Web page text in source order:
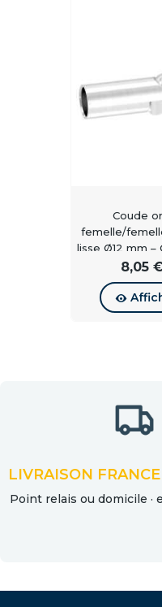
Coude
femelle/
lisse Ø12 mm
8,05
LIVRAISON
Point relais ou domicile ·